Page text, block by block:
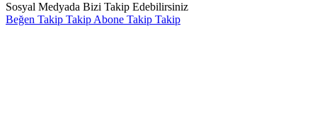
Sosyal Medyada Bizi Takip Edebilirsiniz
Beğen Takip Takip Abone Takip Takip